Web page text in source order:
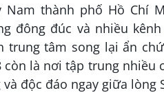
Nam thành phố Hồ Chí
đông đúc và nhiều
trung tâm song lại ẩn
còn là nơi tập trung
độc đáo ngay giữa lòng